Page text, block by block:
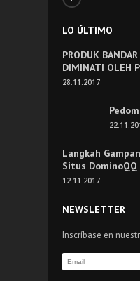
LO ÚLTIMO
PRODUK
DIMINATI OLEH
28.11.2017
Langkah
Situs DominoQQ
12.11.2017
NEWSLETTER
Inscríbase en